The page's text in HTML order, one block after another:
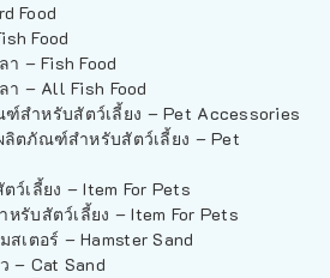
Food
Food
า – Fish Food
า – All Fish Food
สำหรับสัตว์เลี้ยง – Pet Accessories
ตภัณฑ์สำหรับสัตว์เลี้ยง – Pet
ว์เลี้ยง – Item For Pets
หรับสัตว์เลี้ยง – Item For Pets
สเตอร์ – Hamster Sand
– Cat Sand